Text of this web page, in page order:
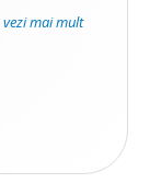
vezi mai mult